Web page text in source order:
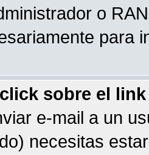
o
para
sobre el
e-mail a un
necesitas